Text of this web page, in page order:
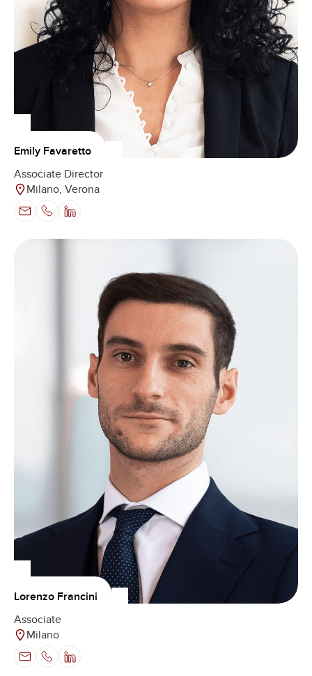
Emily Favaretto
Associate Director
Milano, Verona
Lorenzo Francini
Associate
Milano